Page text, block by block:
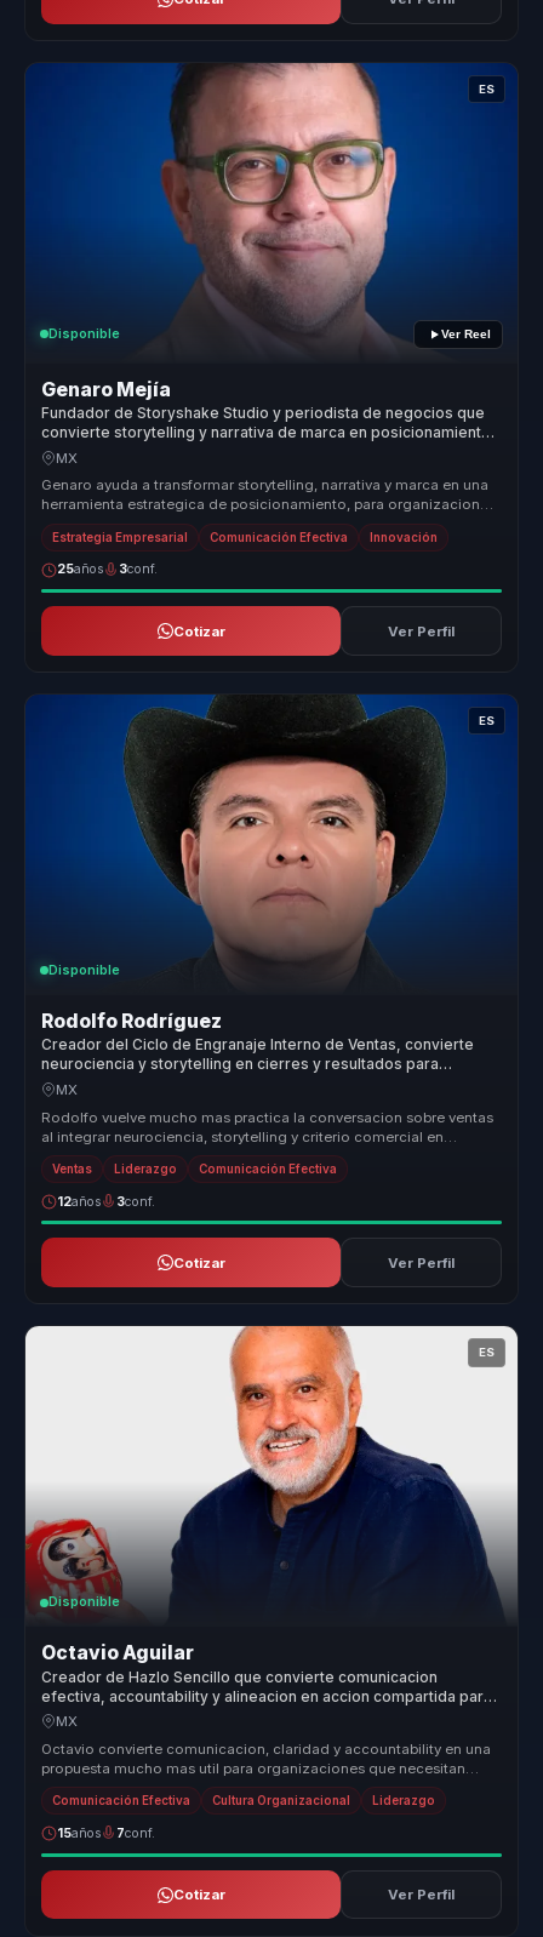
ES
Disponible Ver Reel
Genaro Mejía
Fundador de Storyshake Studio y periodista de negocios que
convierte storytelling y narrativa de marca en posicionamiento
para empresas y lideres.
MX
Genaro ayuda a transformar storytelling, narrativa y marca en una
herramienta estrategica de posicionamiento, para organizaciones
que nec...
Estrategia Empresarial Comunicación Efectiva Innovación
25años 3conf.
Cotizar Ver Perfil
ES
Disponible
Rodolfo Rodríguez
Creador del Ciclo de Engranaje Interno de Ventas, convierte
neurociencia y storytelling en cierres y resultados para
equipos de venta.
MX
Rodolfo vuelve mucho mas practica la conversacion sobre ventas
al integrar neurociencia, storytelling y criterio comercial en
herramienta...
Ventas Liderazgo Comunicación Efectiva
12años 3conf.
Cotizar Ver Perfil
ES
Disponible
Octavio Aguilar
Creador de Hazlo Sencillo que convierte comunicacion
efectiva, accountability y alineacion en accion compartida para
empresas y equipos.
MX
Octavio convierte comunicacion, claridad y accountability en una
propuesta mucho mas util para organizaciones que necesitan
alinear equip...
Comunicación Efectiva Cultura Organizacional Liderazgo
15años 7conf.
Cotizar Ver Perfil